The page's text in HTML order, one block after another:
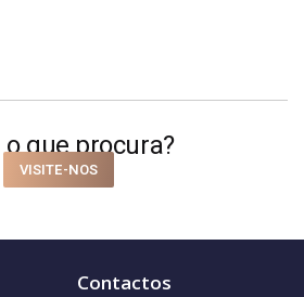
que procura?
VISITE-NOS
Contactos